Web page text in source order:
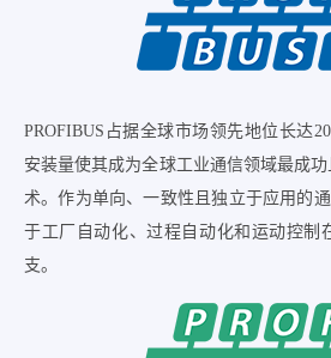
PROFIBUS占据全球市场领先地位长达
安装量使其成为全球工业通信领域最成
术。作为单向、一致性且独立于应用的
于工厂自动化、过程自动化和运动控制
支。